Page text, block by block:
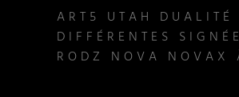
ART5 UTAH
DIFFÉRENTES
RODZ NOVA NOVAX